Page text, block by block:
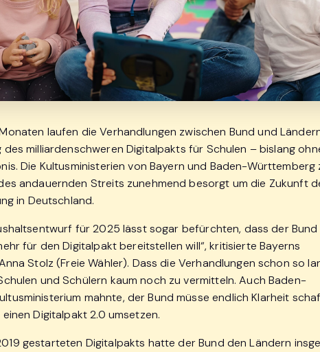
laufen die Verhandlungen zwischen Bund und
milliardenschweren Digitalpakts für Schulen – bislang
Die Kultusministerien von Bayern und Baden-Württemberg
andauernden Streits zunehmend besorgt um die Zukunft
in Deutschland.
für 2025 lässt sogar befürchten, dass der Bund
für den Digitalpakt bereitstellen will“, kritisierte Bayerns
Stolz (Freie Wähler). Dass die Verhandlungen schon so
und Schülern kaum noch zu vermitteln. Auch Baden-
mahnte, der Bund müsse endlich Klarheit
Digitalpakt 2.0 umsetzen.
gestarteten Digitalpakts hatte der Bund den Ländern